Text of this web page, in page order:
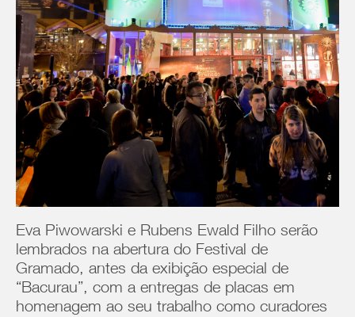
Eva Piwowarski e Rubens Ewald Filho serão
lembrados na abertura do Festival de
Gramado, antes da exibição especial de
“Bacurau”, com a entregas de placas em
homenagem ao seu trabalho como curadores